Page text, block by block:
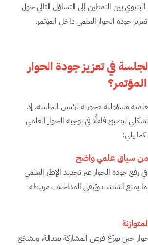
بين النمطين إلى التساؤل التالي حول
جودة الحوار العلمي داخل المؤتمر.
في تعزيز جودة الحوار
مسؤولية محورية لرئيس الجلسة، إذ
ليصبح فاعلًا في توجيه الحوار العلمي
يلي:
جودة الحوار عبر تحديد الإطار العلمي
يمنع التشتت ويُبقي المداخلات مرتبطة
حين يوزّع فرص المشاركة بعدالة، ويشجّع